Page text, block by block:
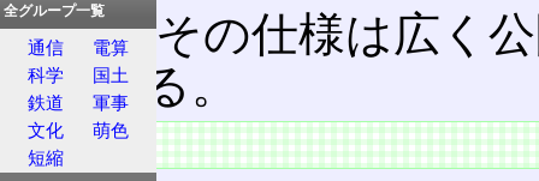
但し、その仕様は広く
明である。
特徴
全グループ一覧
通信
電算
科学
国土
鉄道
軍事
文化
萌色
短縮